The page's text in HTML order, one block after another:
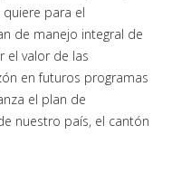
para el
de manejo integral de
el valor de las
en futuros programas
el plan de
nuestro país, el cantón